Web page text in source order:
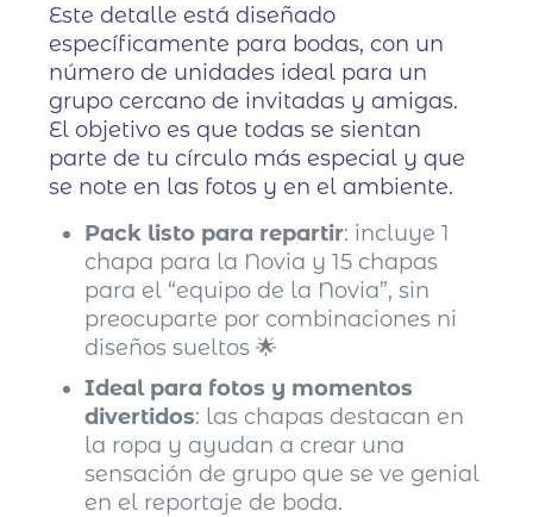
Este detalle está diseñado
específicamente para bodas, con un
número de unidades ideal para un
grupo cercano de invitadas y amigas.
El objetivo es que todas se sientan
parte de tu círculo más especial y que
se note en las fotos y en el ambiente.
Pack listo para repartir: incluye 1
chapa para la Novia y 15 chapas
para el “equipo de la Novia”, sin
preocuparte por combinaciones ni
diseños sueltos 🌟
Ideal para fotos y momentos
divertidos: las chapas destacan en
la ropa y ayudan a crear una
sensación de grupo que se ve genial
en el reportaje de boda.